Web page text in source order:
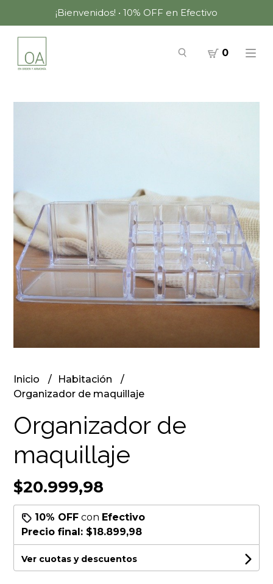
¡Bienvenidos! • 10% OFF en Efectivo
0
Inicio
Habitación
Organizador de maquillaje
Organizador de
maquillaje
$20.999,98
10% OFF con Efectivo
Precio final: $18.899,98
Ver cuotas y descuentos